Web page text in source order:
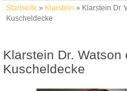
Startseite » Klarstein » Klarstein Dr.
Kuscheldecke
Klarstein Dr.
Kuscheldecke